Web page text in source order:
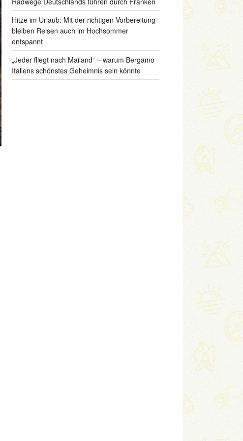
Hitze im Urlaub: Mit der richtigen Vorbereitung
bleiben Reisen auch im Hochsommer
entspannt
„Jeder fliegt nach Mailand“ – warum Bergamo
Italiens schönstes Geheimnis sein könnte